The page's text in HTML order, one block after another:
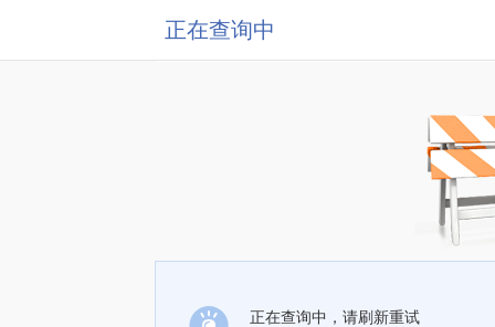
正在查询中
正在查询中，请刷新重试